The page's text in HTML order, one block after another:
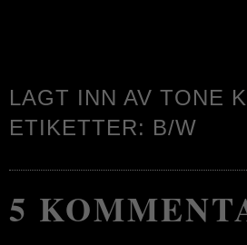
LAGT INN AV TONE
ETIKETTER: B/W
5